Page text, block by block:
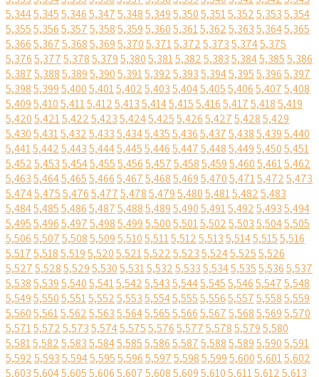
5,3445,3455,3465,3475,3485,3495,3505,3515,3525,3535,354
5,3555,3565,3575,3585,3595,3605,3615,3625,3635,3645,365
5,3665,3675,3685,3695,3705,3715,3725,3735,3745,375
5,3765,3775,3785,3795,3805,3815,3825,3835,3845,3855,386
5,3875,3885,3895,3905,3915,3925,3935,3945,3955,3965,397
5,3985,3995,4005,4015,4025,4035,4045,4055,4065,4075,408
5,4095,4105,4115,4125,4135,4145,4155,4165,4175,4185,419
5,4205,4215,4225,4235,4245,4255,4265,4275,4285,429
5,4305,4315,4325,4335,4345,4355,4365,4375,4385,4395,440
5,4415,4425,4435,4445,4455,4465,4475,4485,4495,4505,451
5,4525,4535,4545,4555,4565,4575,4585,4595,4605,4615,462
5,4635,4645,4655,4665,4675,4685,4695,4705,4715,4725,473
5,4745,4755,4765,4775,4785,4795,4805,4815,4825,483
5,4845,4855,4865,4875,4885,4895,4905,4915,4925,4935,494
5,4955,4965,4975,4985,4995,5005,5015,5025,5035,5045,505
5,5065,5075,5085,5095,5105,5115,5125,5135,5145,5155,516
5,5175,5185,5195,5205,5215,5225,5235,5245,5255,526
5,5275,5285,5295,5305,5315,5325,5335,5345,5355,5365,537
5,5385,5395,5405,5415,5425,5435,5445,5455,5465,5475,548
5,5495,5505,5515,5525,5535,5545,5555,5565,5575,5585,559
5,5605,5615,5625,5635,5645,5655,5665,5675,5685,5695,570
5,5715,5725,5735,5745,5755,5765,5775,5785,5795,580
5,5815,5825,5835,5845,5855,5865,5875,5885,5895,5905,591
5,5925,5935,5945,5955,5965,5975,5985,5995,6005,6015,602
5,6035,6045,6055,6065,6075,6085,6095,6105,6115,6125,613